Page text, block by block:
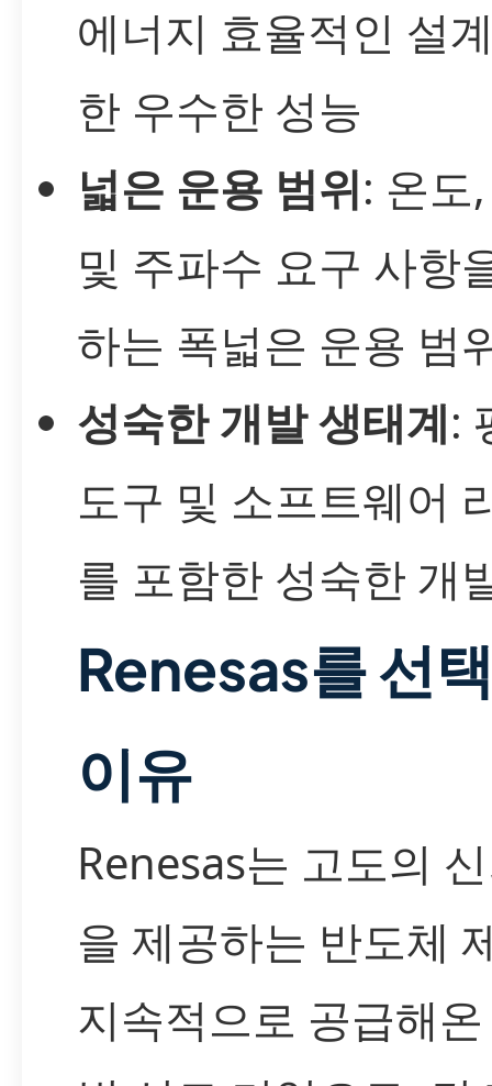
에너지 효율적인 설
한 우수한 성능
넓은 운용 범위: 온도
및 주파수 요구 사항
하는 폭넓은 운용 범
성숙한 개발 생태계:
도구 및 소프트웨어
를 포함한 성숙한 개
Renesas를 선
이유
Renesas는 고도의
을 제공하는 반도체
지속적으로 공급해